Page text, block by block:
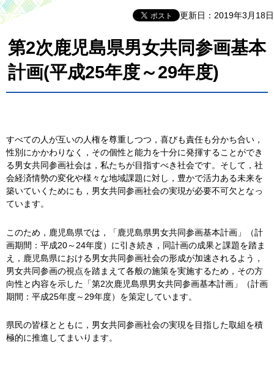
更新日：2019年3月18日
第2次鹿児島県男女共同参画基本
計画(平成25年度～29年度)
すべての人が互いの人権を尊重しつつ，喜びも責任も分かち合い，
性別にかかわりなく，その個性と能力を十分に発揮することができ
る男女共同参画社会は，私たちが目指すべき社会です。そして，社
会経済情勢の変化や様々な地域課題に対し，豊かで活力ある未来を
築いていくためにも，男女共同参画社会の実現が必要不可欠となっ
ています。
このため，鹿児島県では，「鹿児島県男女共同参画基本計画」（計
画期間：平成20～24年度）に引き続き，同計画の成果と課題を踏ま
え，鹿児島県における男女共同参画社会の形成が加速されるよう，
男女共同参画の視点を踏まえて各般の施策を実施するため，その方
向性と内容を示した「第2次鹿児島県男女共同参画基本計画」（計画
期間：平成25年度～29年度）を策定しています。
県民の皆様とともに，男女共同参画社会の実現を目指した取組を積
極的に推進してまいります。